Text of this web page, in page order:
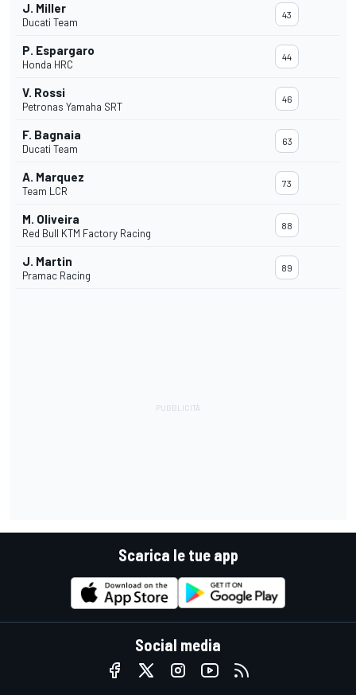
J. Miller
Ducati Team
43
P. Espargaro
Honda HRC
44
V. Rossi
Petronas Yamaha SRT
46
F. Bagnaia
Ducati Team
63
A. Marquez
Team LCR
73
M. Oliveira
Red Bull KTM Factory Racing
88
J. Martin
Pramac Racing
89
Scarica le tue app
Social media